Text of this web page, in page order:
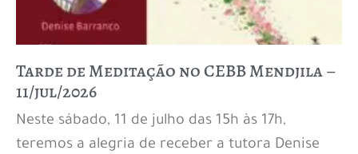
Tarde de Meditação no CEBB Mendjila –
11/jul/2026
Neste sábado, 11 de julho das 15h às 17h,
teremos a alegria de receber a tutora Denise